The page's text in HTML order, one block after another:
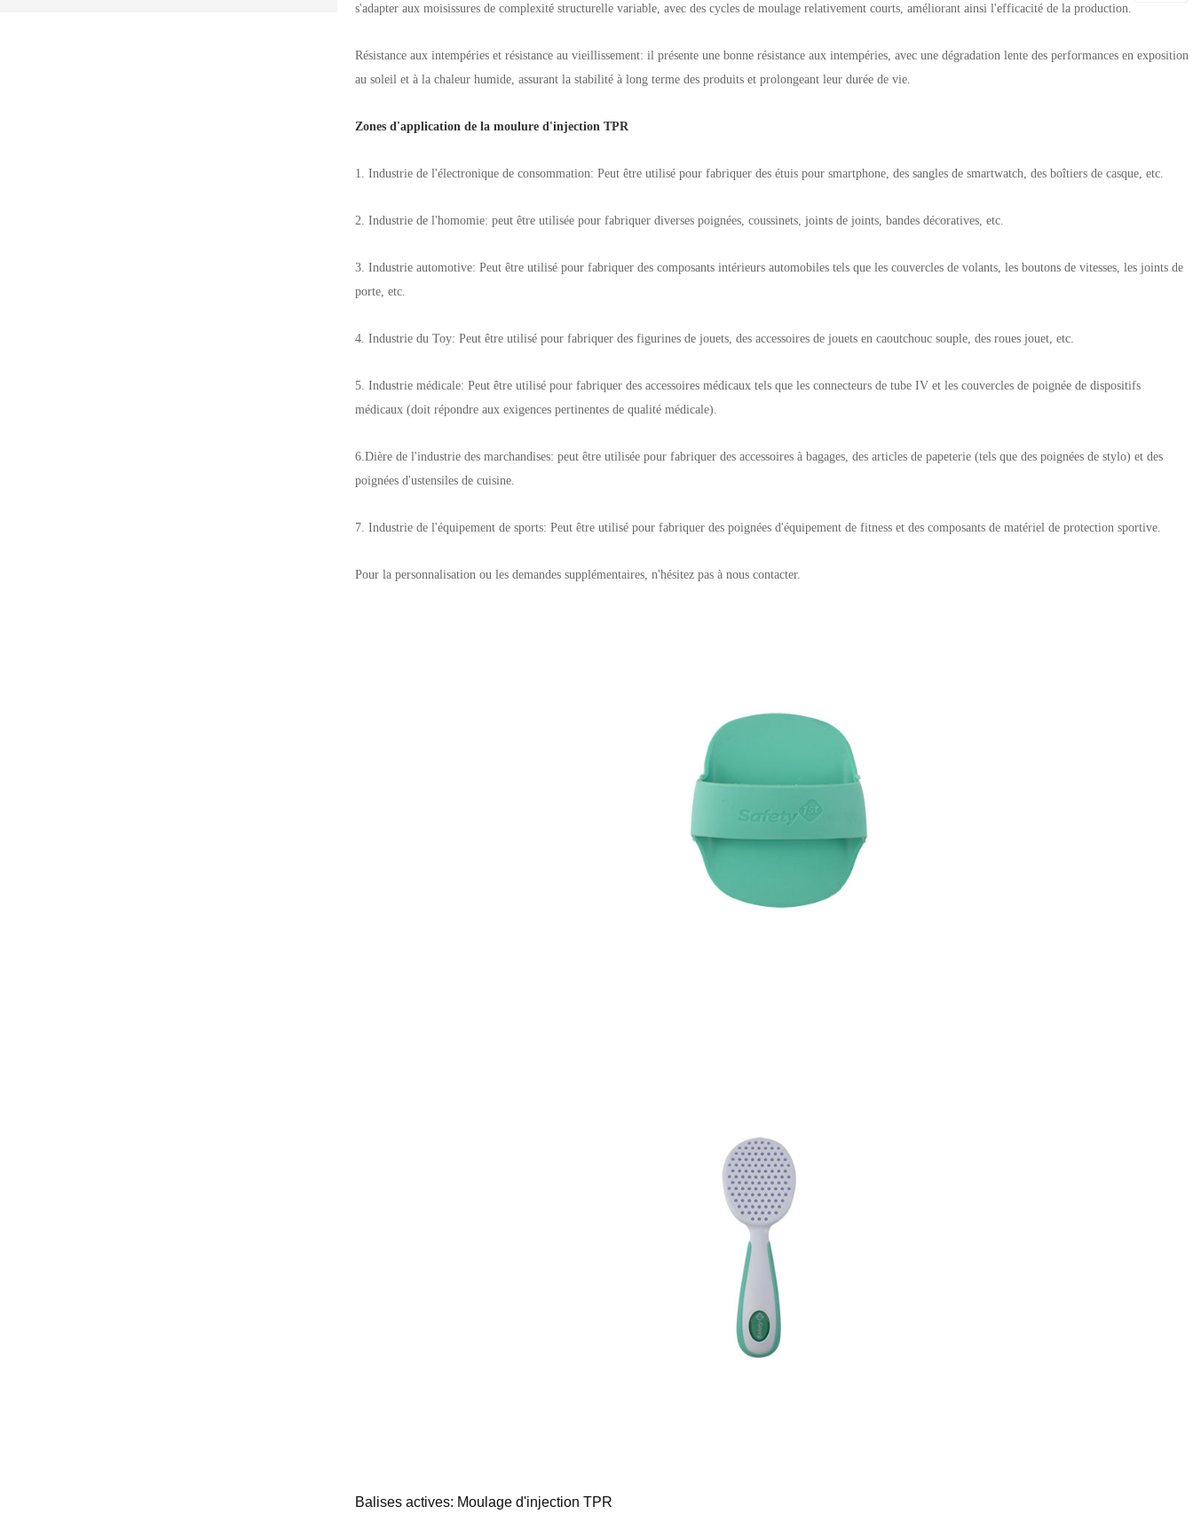
s'adapter aux moisissures de complexité structurelle variable, avec des cycles de moulage relativement courts, améliorant ainsi l'efficacité de la production.
Résistance aux intempéries et résistance au vieillissement: il présente une bonne résistance aux intempéries, avec une dégradation lente des performances en exposition
au soleil et à la chaleur humide, assurant la stabilité à long terme des produits et prolongeant leur durée de vie.
Zones d'application de la moulure d'injection TPR
1. Industrie de l'électronique de consommation: Peut être utilisé pour fabriquer des étuis pour smartphone, des sangles de smartwatch, des boîtiers de casque, etc.
2. Industrie de l'homomie: peut être utilisée pour fabriquer diverses poignées, coussinets, joints de joints, bandes décoratives, etc.
3. Industrie automotive: Peut être utilisé pour fabriquer des composants intérieurs automobiles tels que les couvercles de volants, les boutons de vitesses, les joints de
porte, etc.
4. Industrie du Toy: Peut être utilisé pour fabriquer des figurines de jouets, des accessoires de jouets en caoutchouc souple, des roues jouet, etc.
5. Industrie médicale: Peut être utilisé pour fabriquer des accessoires médicaux tels que les connecteurs de tube IV et les couvercles de poignée de dispositifs
médicaux (doit répondre aux exigences pertinentes de qualité médicale).
6.Dière de l'industrie des marchandises: peut être utilisée pour fabriquer des accessoires à bagages, des articles de papeterie (tels que des poignées de stylo) et des
poignées d'ustensiles de cuisine.
7. Industrie de l'équipement de sports: Peut être utilisé pour fabriquer des poignées d'équipement de fitness et des composants de matériel de protection sportive.
Pour la personnalisation ou les demandes supplémentaires, n'hésitez pas à nous contacter.
Balises actives: Moulage d'injection TPR